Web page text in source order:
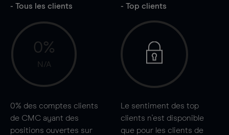
- Tous les clients
0%
N/A
0% des comptes clients
de CMC ayant des
positions ouvertes sur
- Top clients
Le sentiment des top
clients n'est disponible
que pour les clients de